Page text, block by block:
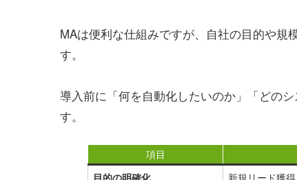
MAは便利な仕組みですが、自社の目的や規
す。
導入前に「何を自動化したいのか」「どの
す。
項目
目的の明確化 新規リード獲